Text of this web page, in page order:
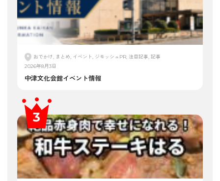
おでかけ, まとめ, イベント, ジモッシュPR, 注目記事, 記事
2026年8月3日
中津文化会館イベント情報